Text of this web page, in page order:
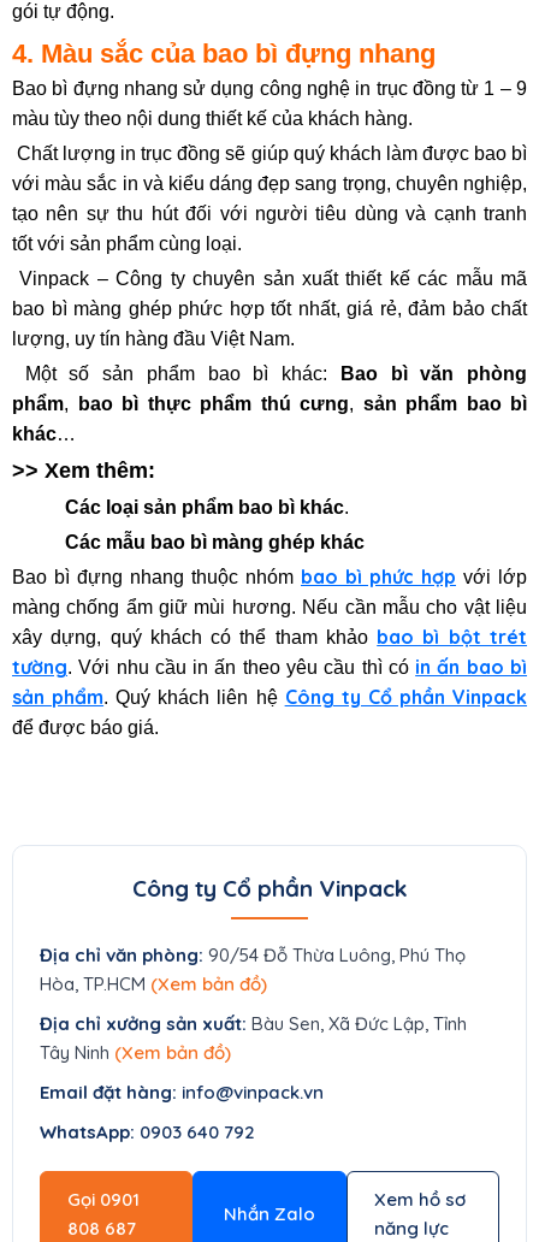
gói tự động.
4. Màu sắc của bao bì đựng nhang
Bao bì đựng nhang sử dụng công nghệ in trục đồng từ 1 – 9
màu tùy theo nội dung thiết kế của khách hàng.
Chất lượng in trục đồng sẽ giúp quý khách làm được bao bì
với màu sắc in và kiểu dáng đẹp sang trọng, chuyên nghiệp,
tạo nên sự thu hút đối với người tiêu dùng và cạnh tranh
tốt với sản phẩm cùng loại.
Vinpack – Công ty chuyên sản xuất thiết kế các mẫu mã
bao bì màng ghép phức hợp tốt nhất, giá rẻ, đảm bảo chất
lượng, uy tín hàng đầu Việt Nam.
Một số sản phẩm bao bì khác:
Bao bì văn phòng
phẩm, bao bì thực phẩm thú cưng, sản phẩm bao bì
khác…
>> Xem thêm:
Các loại sản phẩm bao bì khác.
Các mẫu bao bì màng ghép khác
Bao bì đựng nhang thuộc nhóm bao bì phức hợp với lớp
màng chống ẩm giữ mùi hương. Nếu cần mẫu cho vật liệu
xây dựng, quý khách có thể tham khảo bao bì bột trét
tường. Với nhu cầu in ấn theo yêu cầu thì có in ấn bao bì
sản phẩm. Quý khách liên hệ Công ty Cổ phần Vinpack
để được báo giá.
Công ty Cổ phần Vinpack
Địa chỉ văn phòng: 90/54 Đỗ Thừa Luông, Phú Thọ
Hòa, TP.HCM (Xem bản đồ)
Địa chỉ xưởng sản xuất: Bàu Sen, Xã Đức Lập, Tỉnh
Tây Ninh (Xem bản đồ)
Email đặt hàng: info@vinpack.vn
WhatsApp: 0903 640 792
Gọi 0901
808 687
Nhắn Zalo
Xem hồ sơ
năng lực